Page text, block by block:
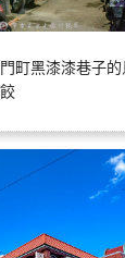
町黑漆漆巷子